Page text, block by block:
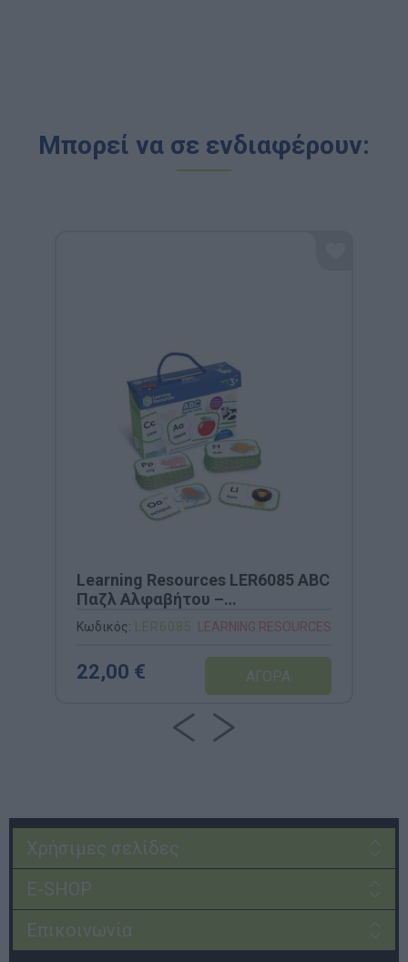
Μπορεί να σε ενδιαφέρουν:
Learning Resources LER6085 ABC
Παζλ Αλφαβήτου –
Εκπαιδευτικό Σετ
Αυτοδιόρθωσης
Κωδικός: LER6085 LEARNING RESOURCES
22,00 €
Χρήσιμες σελίδες
E-SHOP
Επικοινωνία